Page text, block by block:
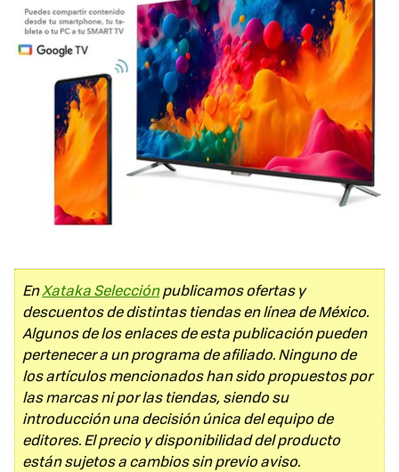
EnXataka Selecciónpublicamos ofertas y
descuentos de distintas tiendas en línea de México.
Algunos de los enlaces de esta publicación pueden
pertenecer a un programa de afiliado. Ninguno de
los artículos mencionados han sido propuestos por
las marcas ni por las tiendas, siendo su
introducción una decisión única del equipo de
editores. El precio y disponibilidad del producto
están sujetos a cambios sin previo aviso.